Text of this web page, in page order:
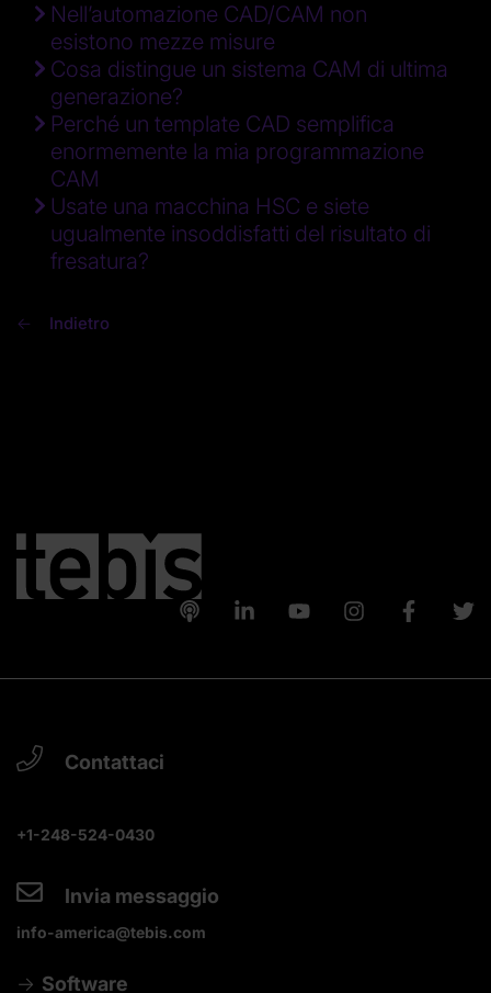
Nell’automazione CAD/CAM non
esistono mezze misure
Cosa distingue un sistema CAM di ultima
generazione?
Perché un template CAD semplifica
enormemente la mia programmazione
CAM
Usate una macchina HSC e siete
ugualmente insoddisfatti del risultato di
fresatura?
Indietro
Contattaci
+1-248-524-0430
Invia messaggio
info-america@tebis.com
Software